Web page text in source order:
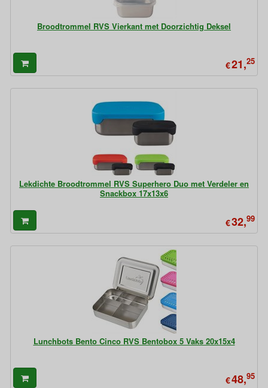
Broodtrommel RVS Vierkant met Doorzichtig Deksel
€21,25
Lekdichte Broodtrommel RVS Superhero Duo met Verdeler en
Snackbox 17x13x6
€32,99
Lunchbots Bento Cinco RVS Bentobox 5 Vaks 20x15x4
€48,95